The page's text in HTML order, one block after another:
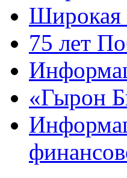
Широкая
75 лет
«Гырон